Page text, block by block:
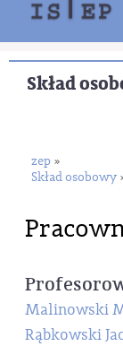
Skład
zep »
Skład osobowy
Malinowski
Rąbkowski